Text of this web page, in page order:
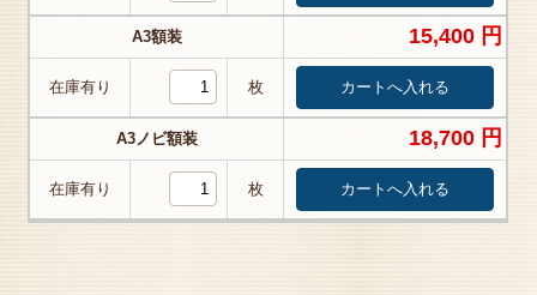
A3額装 15,400 円
在庫有り 枚
A3ノビ額装 18,700 円
在庫有り 枚